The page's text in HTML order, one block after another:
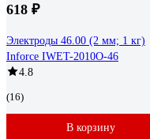
618 ₽
Электроды 46.00 (2 мм; 1 кг)
Inforce IWET-2010O-46
4.8
(16)
В корзину